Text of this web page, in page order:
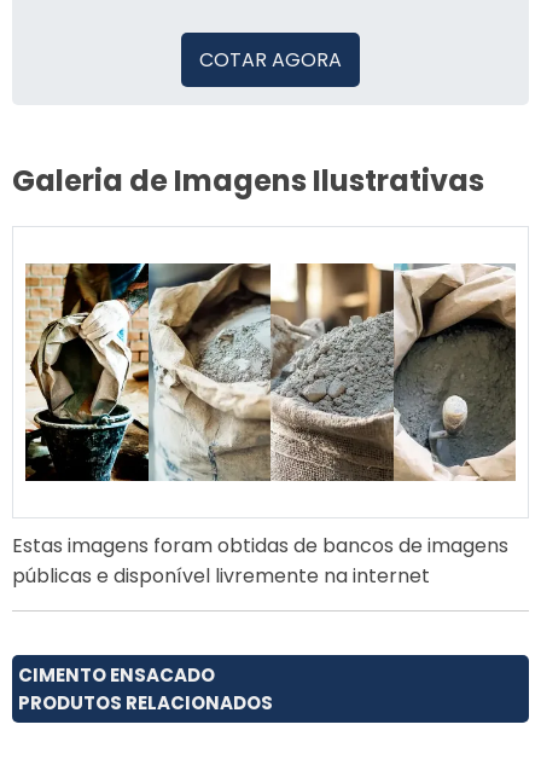
COTAR AGORA
Galeria de Imagens Ilustrativas
Estas imagens foram obtidas de bancos de imagens
públicas e disponível livremente na internet
CIMENTO ENSACADO
PRODUTOS RELACIONADOS